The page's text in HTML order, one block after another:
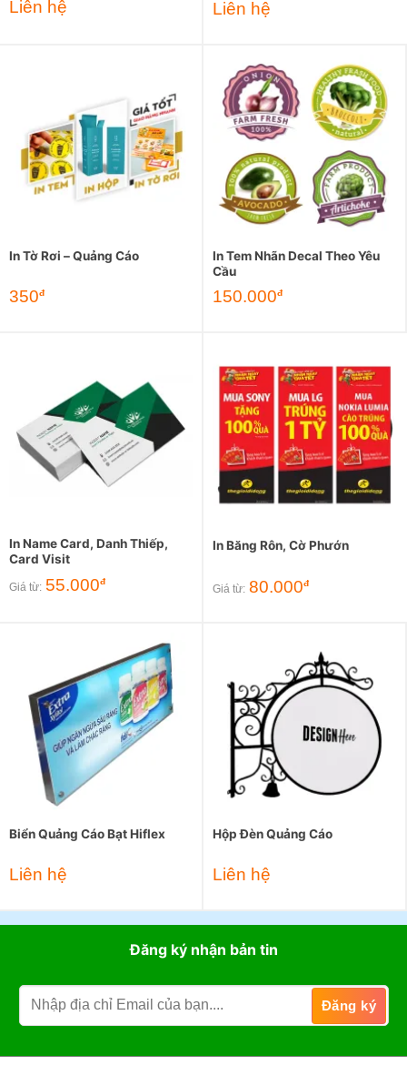
Liên hệ Liên hệ
In Tờ Rơi – Quảng Cáo
350đ
In Tem Nhãn Decal Theo Yêu
Cầu
150.000đ
In Name Card, Danh Thiếp,
Card Visit
Giá từ: 55.000đ
In Băng Rôn, Cờ Phướn
Giá từ: 80.000đ
Biển Quảng Cáo Bạt Hiflex
Liên hệ
Hộp Đèn Quảng Cáo
Liên hệ
Đăng ký nhận bản tin